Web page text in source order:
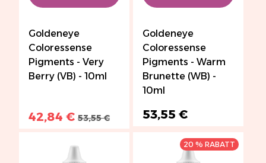
Goldeneye
Coloressense
Pigments - Very
Berry (VB) - 10ml
42,84 € 53,55 €
Goldeneye
Coloressense
Pigments - Warm
Brunette (WB) -
10ml
53,55 €
20 % RABATT